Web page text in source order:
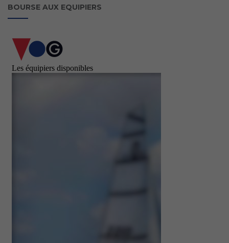
BOURSE AUX EQUIPIERS